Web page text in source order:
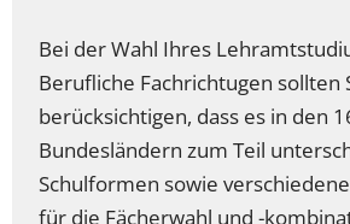
Bei der Wahl Ihres
Berufliche Fachrichtugen sollten
berücksichtigen, dass es in den
Bundesländern zum Teil
Schulformen sowie
für die Fächerwahl und -